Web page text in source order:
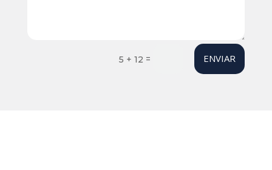
5 + 12 = ENVIAR